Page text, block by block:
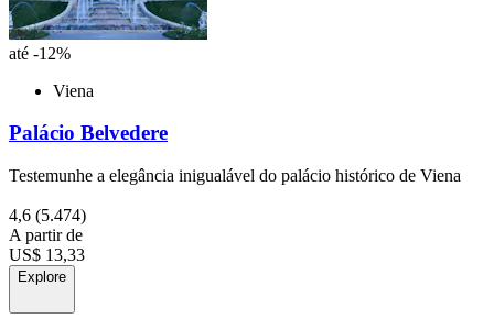
até -12%
Viena
Palácio Belvedere
Testemunhe a elegância inigualável do palácio histórico de Viena
4,6 (5.474)
A partir de
US$ 13,33
Explore